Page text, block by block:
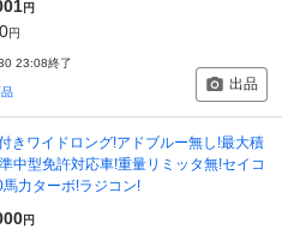
円
円
23:08終了
出品
きワイドロング!アドブルー無し!最大積
中型免許対応車!重量リミッタ無!セイコ
力ターボ!ラジコン!
円